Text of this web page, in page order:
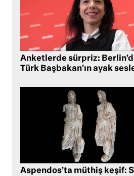
Anketlerde sürpriz:
Türk Başbakan’ın ayak
Aspendos’ta müthiş keşif: